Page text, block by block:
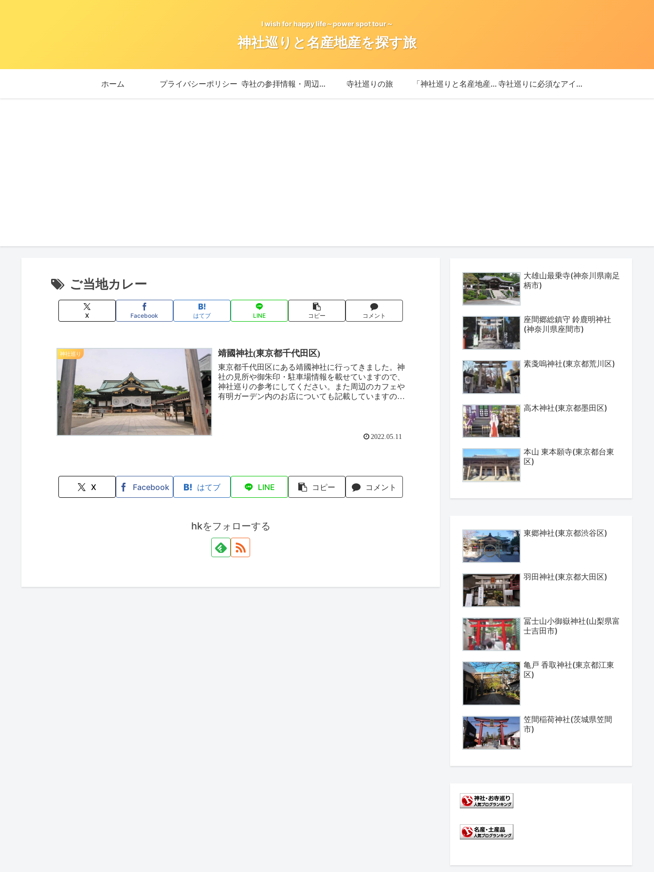
I wish for happy life～power spot tour～
神社巡りと名産地産を探す旅
ホーム プライバシーポリシー 寺社の参拝情報・周辺情報 寺社巡りの旅 「神社巡りと名産地産を探す旅」ブログ始めました！ 寺社巡りに必須なアイテム
ご当地カレー
X Facebook はてブ LINE コピー コメント
神社巡り 靖國神社(東京都千代田区)
東京都千代田区にある靖國神社に行ってきました。神
社の見所や御朱印・駐車場情報を載せていますので、
神社巡りの参考にしてください。また周辺のカフェや
有明ガーデン内のお店についても記載していますの
2022.05.11
X Facebook はてブ LINE コピー コメント
hkをフォローする
大雄山最乗寺(神奈川県南足
柄市)
座間郷総鎮守 鈴鹿明神社
(神奈川県座間市)
素戔嗚神社(東京都荒川区)
高木神社(東京都墨田区)
本山 東本願寺(東京都台東
区)
東郷神社(東京都渋谷区)
羽田神社(東京都大田区)
冨士山小御嶽神社(山梨県富
士吉田市)
亀戸 香取神社(東京都江東
区)
笠間稲荷神社(茨城県笠間
市)